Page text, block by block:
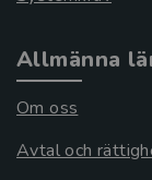
Allmänna
Om oss
Avtal och